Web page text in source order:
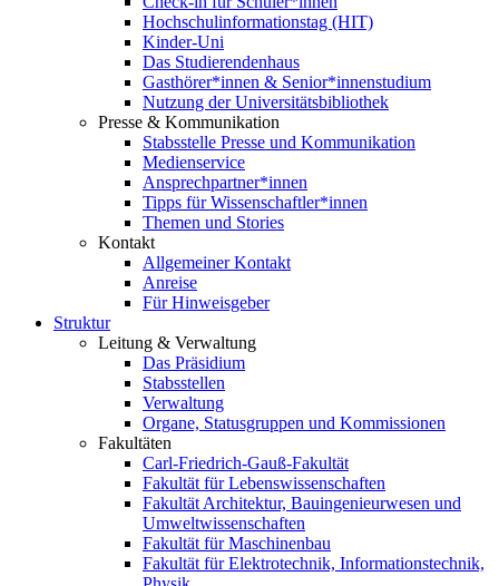
Hochschulinformationstag (HIT)
Kinder-Uni
Das Studierendenhaus
Gasthörer*innen & Senior*innenstudium
Nutzung der Universitätsbibliothek
Presse & Kommunikation
Stabsstelle Presse und Kommunikation
Medienservice
Ansprechpartner*innen
Tipps für Wissenschaftler*innen
Themen und Stories
Kontakt
Allgemeiner Kontakt
Anreise
Für Hinweisgeber
Struktur
Leitung & Verwaltung
Das Präsidium
Stabsstellen
Verwaltung
Organe, Statusgruppen und Kommissionen
Fakultäten
Carl-Friedrich-Gauß-Fakultät
Fakultät für Lebenswissenschaften
Fakultät Architektur, Bauingenieurwesen und
Umweltwissenschaften
Fakultät für Maschinenbau
Fakultät für Elektrotechnik, Informationstechnik,